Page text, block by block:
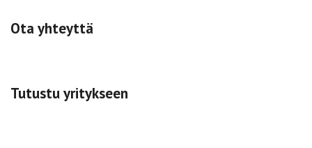
Ota yhteyttä
Tutustu yritykseen